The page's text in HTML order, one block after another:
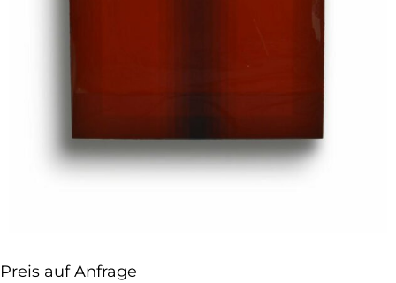
Preis auf Anfrage